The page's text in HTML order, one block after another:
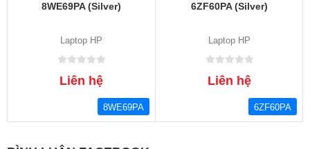
8WE69PA (Silver)
Laptop HP
Liên hệ
8WE69PA
6ZF60PA (Silver)
Laptop HP
Liên hệ
6ZF60PA